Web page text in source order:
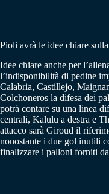
Pioli avrà le idee chiare
Idee chiare anche per
l’indisponibilità di pedine
Calabria, Castillejo,
Colchoneros la difesa dei
potrà contare su una linea
centrali, Kalulu a destra e
attacco sarà Giroud il
nonostante i due gol inutili
finalizzare i palloni forniti